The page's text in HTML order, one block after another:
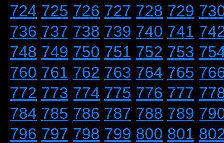
724 725 726 727 728 729
736 737 738 739 740 741
748 749 750 751 752 753
760 761 762 763 764 765
772 773 774 775 776 777
784 785 786 787 788 789
796 797 798 799 800 801